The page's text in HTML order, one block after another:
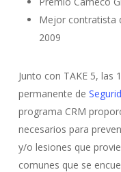
Mejor contratista
2009
Junto con TAKE 5, las
permanente de
programa CRM
necesarios para
y/o lesiones que
comunes que se